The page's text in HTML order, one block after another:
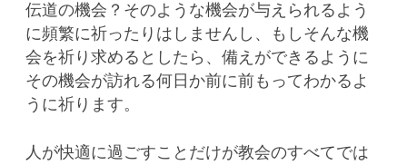
伝道の機会？そのような機会が与えられるよう
に頻繁に祈ったりはしませんし、もしそんな機
会を祈り求めるとしたら、備えができるように
その機会が訪れる何日か前に前もってわかるよ
うに祈ります。
人が快適に過ごすことだけが教会のすべてでは